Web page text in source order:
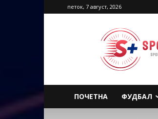
петок, 7 август, 2026
Sport
Plus
Macedonia
ПОЧЕТНА ФУДБАЛ